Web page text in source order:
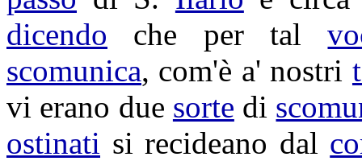
dicendo che per tal
scomunica, com'è a' nostri
vi erano due sorte di
ostinati sirecideano dal